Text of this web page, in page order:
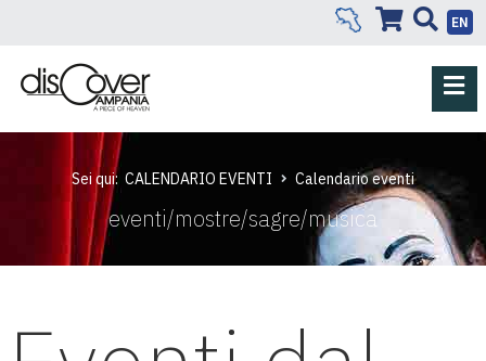
EN
Sei qui: CALENDARIO EVENTI Calendario eventi
eventi/mostre/sagre/musica